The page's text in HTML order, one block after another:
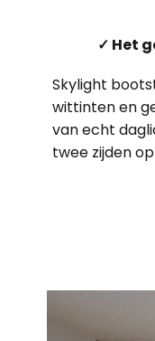
✓ Het
Skylight
wittinten en
van echt
twee zijden